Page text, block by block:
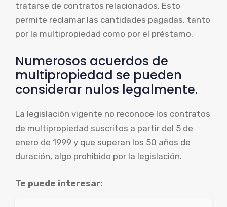
tratarse de contratos relacionados. Esto
permite reclamar las cantidades pagadas, tanto
por la multipropiedad como por el préstamo.
Numerosos acuerdos de
multipropiedad se pueden
considerar nulos legalmente.
La legislación vigente no reconoce los contratos
de multipropiedad suscritos a partir del 5 de
enero de 1999 y que superan los 50 años de
duración, algo prohibido por la legislación.
Te puede interesar: